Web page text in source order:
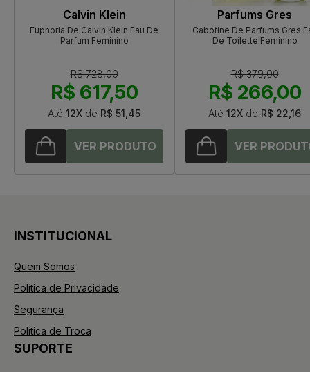
Calvin Klein
Euphoria De Calvin Klein Eau De
Parfum Feminino
R$ 728,00
R$ 617,50
Até 12X de R$ 51,45
Parfums Gres
Cabotine De Parfums Gres
De Toilette Feminino
R$ 379,00
R$ 266,00
Até 12X de R$ 22,16
INSTITUCIONAL
Quem Somos
Política de Privacidade
Segurança
Política de Troca
SUPORTE